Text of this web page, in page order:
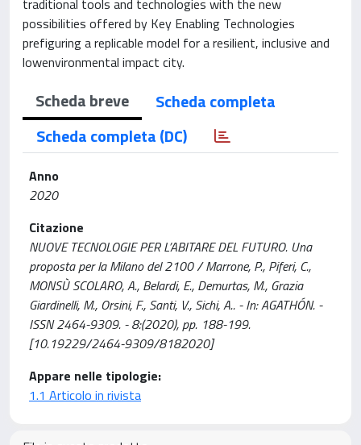
traditional tools and technologies with the new
possibilities offered by Key Enabling Technologies
prefiguring a replicable model for a resilient, inclusive and
lowenvironmental impact city.
Scheda breve
Scheda completa
Scheda completa (DC)
Anno
2020
Citazione
NUOVE TECNOLOGIE PER L’ABITARE DEL FUTURO. Una
proposta per la Milano del 2100 / Marrone, P., Piferi, C.,
MONSÙ SCOLARO, A., Belardi, E., Demurtas, M., Grazia
Giardinelli, M., Orsini, F., Santi, V., Sichi, A.. - In: AGATHÓN. -
ISSN 2464-9309. - 8:(2020), pp. 188-199.
[10.19229/2464-9309/8182020]
Appare nelle tipologie:
1.1 Articolo in rivista